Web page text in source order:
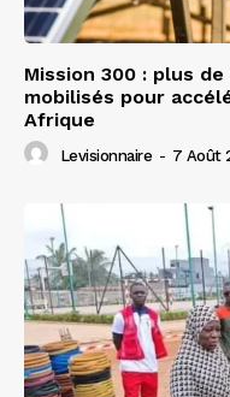
Mission 300 : plus
mobilisés pour
Afrique
Levisionnaire - 7 Août